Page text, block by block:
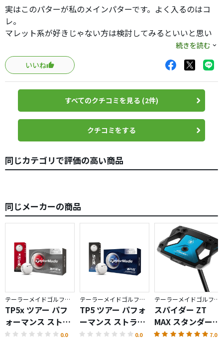
家族でも友人でも、嫌がらないようだったら、付き合って
もらうと、全く眼中になかったパターを持って来てくれる
かもしれません。パター限定でしょうけど…。
実はこのパターが私のメインパターです。よく入るのはコ
レ。
マレット系が好きじゃない方は検討してみるといいと思い
多分構えやすいんでしょうね。
硬めの打感なのですが、バカみたいにはじくという訳でも
なく、僕には丁度いいです。
現在９８００円位まで値下がりしました。
定価や１割引程度で買うクラブじゃないですけど、この値
段ならパターに悩んでる人が新たな刺激が欲しくて試すに
Ｒ９スーパーディープ・Ｒ９スーパーマックス（共にＤ
Ｒ）なんか今１万円しないですからね（笑）
続きを読む
いいね
すべてのクチコミを見る (2件)
クチコミをする
同じカテゴリで評価の高い商品
同じメーカーの商品
テーラーメイドゴルフ／TP5
TP5x ツアー パフ
ォーマンス ストラ
イプ ボール
0.0
テーラーメイドゴルフ／TP5
TP5 ツアー パフォ
ーマンス ストライ
プ ボール
0.0
テーラーメイドゴルフ／Spider ZT
スパイダー ZT
MAX スタンダード
パター
7.0